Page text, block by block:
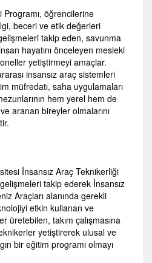
Programı, öğrencilerine
beceri ve etik değerleri
takip eden, savunma
hayatını önceleyen mesleki
yetiştirmeyi amaçlar.
insansız araç sistemleri
müfredatı, saha uygulamaları
hem yerel hem de
aranan bireyler olmalarını
İnsansız Araç Teknikerliği
takip ederek İnsansız
Araçları alanında gerekli
etkin kullanan ve
üretebilen, takım çalışmasına
yetiştirerek ulusal ve
bir eğitim programı olmayı